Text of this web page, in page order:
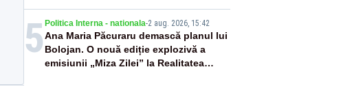
5 Politica Interna - nationala-2 aug. 2026, 15:42
Ana Maria Păcuraru demască planul lui
Bolojan. O nouă ediție explozivă a
emisiunii „Miza Zilei” la Realitatea